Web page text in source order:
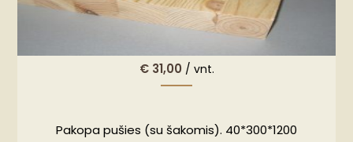
€31,00 / vnt.
Pakopa pušies (su šakomis). 40*300*1200